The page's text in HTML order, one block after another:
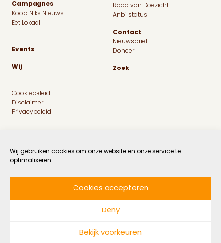
Wij gebruiken cookies om onze website en onze service te
optimaliseren.
Cookies accepteren
Deny
Bekijk voorkeuren
Campagnes
Koop Niks Nieuws
Eet Lokaal
Events
Wij
Raad van Doezicht
Anbi status
Contact
Nieuwsbrief
Doneer
Zoek
Cookiebeleid
Disclaimer
Privacybeleid
InstagramLinkedin